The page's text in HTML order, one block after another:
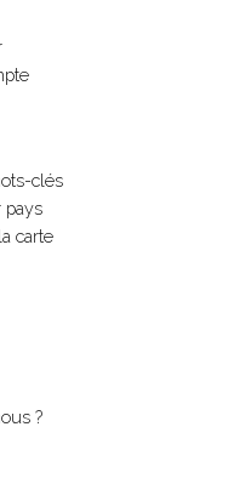
clés
pays
carte
?